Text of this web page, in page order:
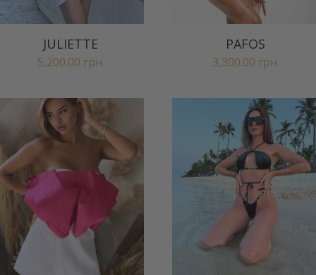
JULIETTE
5,200.00 грн.
PAFOS
3,300.00 грн.